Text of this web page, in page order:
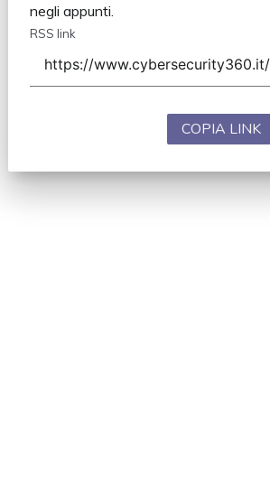
negli appunti.
RSS link
COPIA LINK